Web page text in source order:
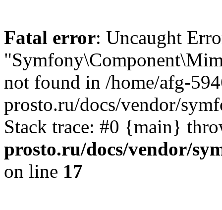
Fatal error: Uncaught
not found in /home/afg-
prosto.ru/docs/vendor/
Stack trace: #0 {main}
prosto.ru/docs/vendor/
on line 17